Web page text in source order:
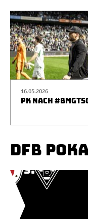
16.05.2026
PK NACH
DFB